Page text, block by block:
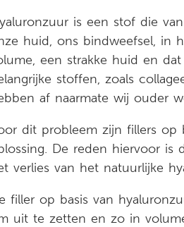
is een stof die
huid, ons bindweefsel, in
een strakke huid en
stoffen, zoals
af naarmate wij ouder
dit probleem zijn fillers op
De reden hiervoor is
verlies van het natuurlijke
filler op basis van
uit te zetten en zo in